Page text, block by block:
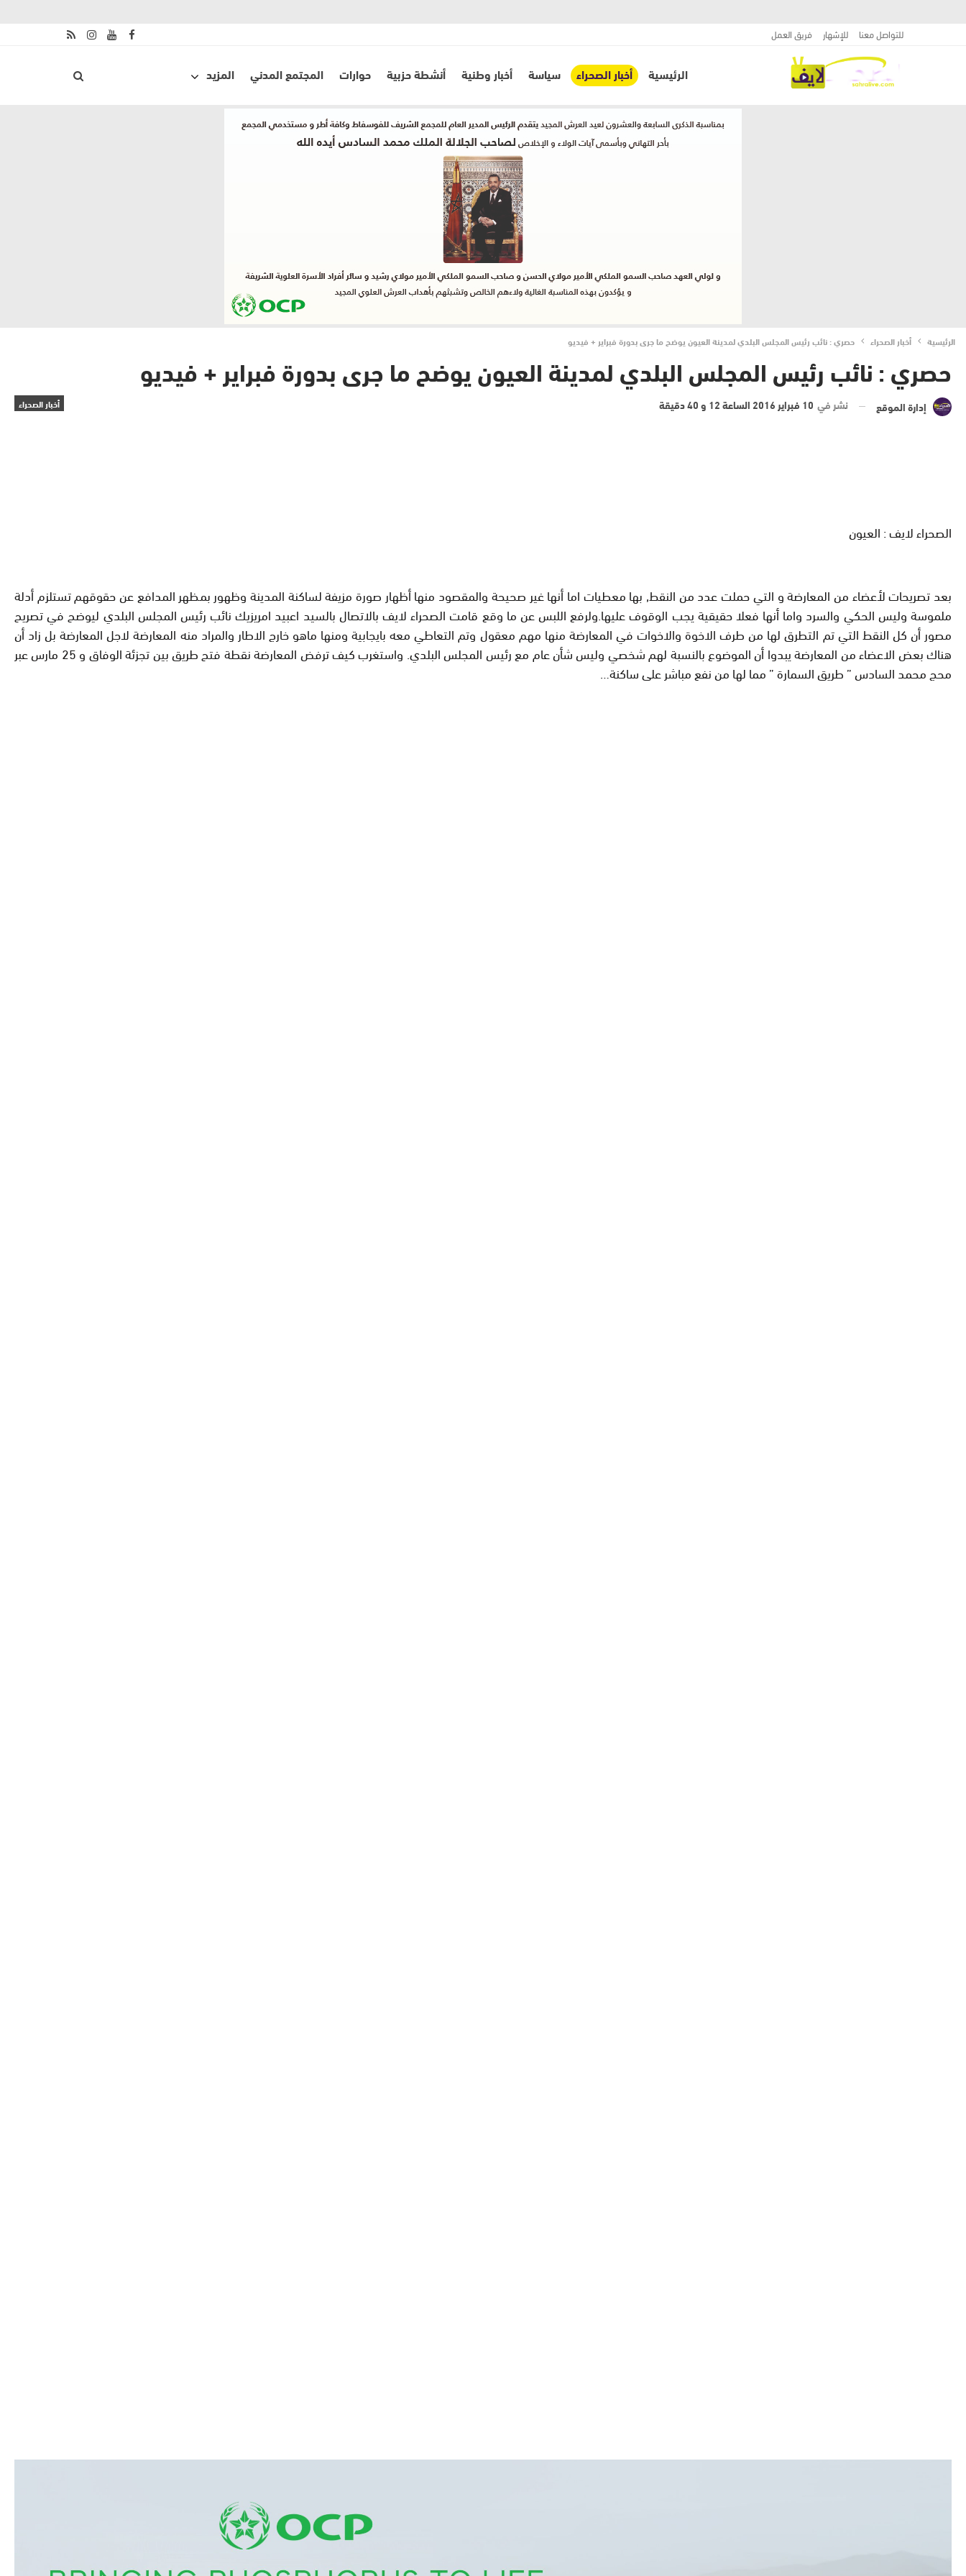
للتواصل معنا للإشهار فريق العمل
الرئيسية أخبار الصحراء سياسة أخبار وطنية أنشطة حزبية حوارات المجتمع المدني المزيد
الرئيسية أخبار الصحراء حصري : نائب رئيس المجلس البلدي لمدينة العيون يوضح ما جرى بدورة فبراير + فيديو
حصري : نائب رئيس المجلس البلدي لمدينة العيون يوضح ما جرى بدورة فبراير + فيديو
أخبار الصحراء إدارة الموقع نشر في 10 فبراير 2016 الساعة 12 و 40 دقيقة
الصحراء لايف : العيون
بعد تصريحات لأعضاء من المعارضة و التي حملت عدد من النقط, بها معطيات اما أنها غير صحيحة والمقصود منها أظهار صورة مزيفة لساكنة المدينة وظهور بمظهر المدافع عن حقوقهم تستلزم أدلة
ملموسة وليس الحكي والسرد واما أنها فعلا حقيقية يجب الوقوف عليها.ولرفع اللبس عن ما وقع قامت الصحراء لايف بالاتصال بالسيد اعبيد امريزيك نائب رئيس المجلس البلدي ليوضح في تصريح
مصور أن كل النقط التي تم التطرق لها من طرف الاخوة والاخوات في المعارضة منها مهم معقول وتم التعاطي معه بايجابية ومنها ماهو خارج الاطار والمراد منه المعارضة لاجل المعارضة بل زاد أن
هناك بعض الاعضاء من المعارضة يبدوا أن الموضوع بالنسبة لهم شخصي وليس شأن عام مع رئيس المجلس البلدي. واستغرب كيف ترفض المعارضة نقطة فتح طريق بين تجزئة الوفاق و 25 مارس عبر
محج محمد السادس ” طريق السمارة ” مما لها من نفع مباشر على ساكنة…